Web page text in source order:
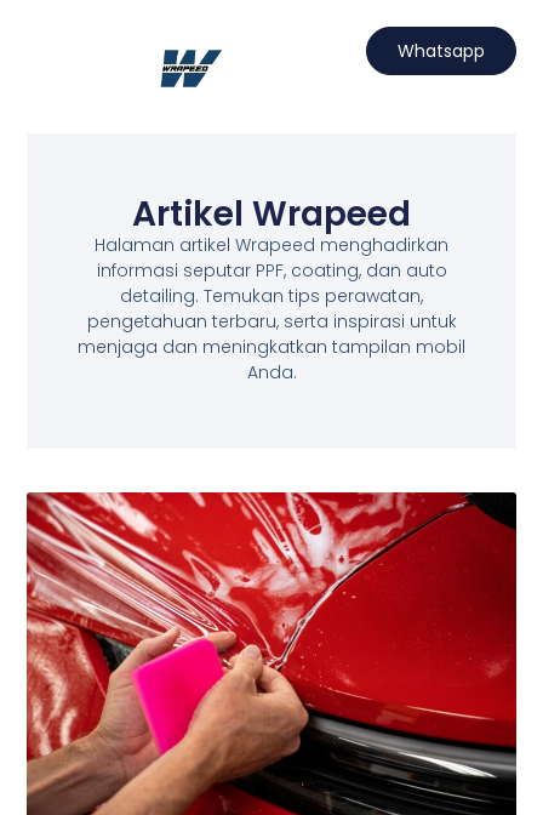
Whatsapp
Artikel Wrapeed
Halaman artikel Wrapeed menghadirkan
informasi seputar PPF, coating, dan auto
detailing. Temukan tips perawatan,
pengetahuan terbaru, serta inspirasi untuk
menjaga dan meningkatkan tampilan mobil
Anda.